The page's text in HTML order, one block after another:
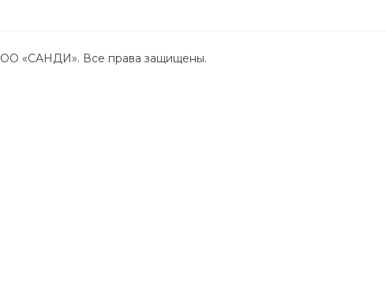
«САНДИ». Все права защищены.